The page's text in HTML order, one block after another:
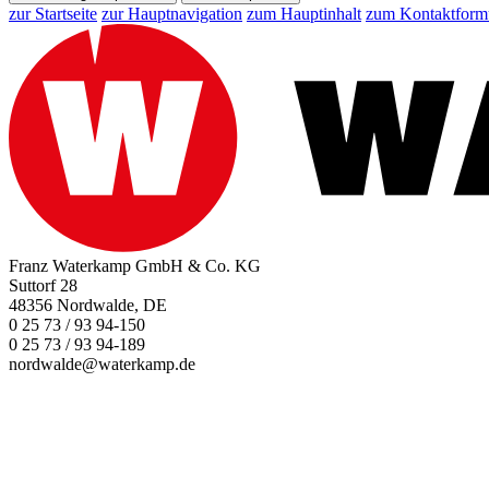
zur Startseite zur Hauptnavigation zum Hauptinhalt zum
Franz Waterkamp GmbH & Co. KG
Suttorf 28
48356 Nordwalde, DE
0 25 73 / 93 94-150
0 25 73 / 93 94-189
nordwalde@waterkamp.de